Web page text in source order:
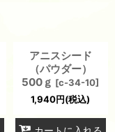
アニスシード
（パウダー）
500ｇ [c-34-10]
1,940円(税込)